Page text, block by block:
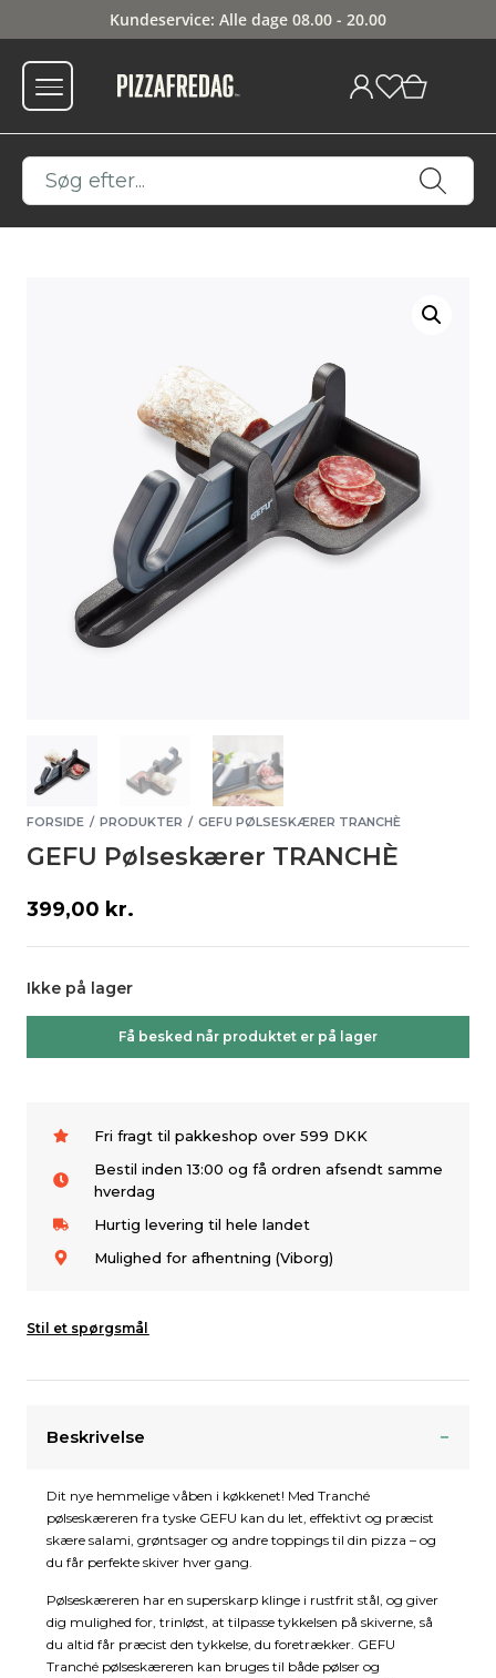
Kundeservice: Alle dage 08.00 - 20.00
FORSIDE / PRODUKTER / GEFU PØLSESKÆRER TRANCHÈ
GEFU Pølseskærer TRANCHÈ
399,00 kr.
Ikke på lager
Få besked når produktet er på lager
Fri fragt til pakkeshop over 599 DKK
Bestil inden 13:00 og få ordren afsendt samme
hverdag
Hurtig levering til hele landet
Mulighed for afhentning (Viborg)
Stil et spørgsmål
Beskrivelse
Dit nye hemmelige våben i køkkenet! Med Tranché
pølseskæreren fra tyske GEFU kan du let, effektivt og præcist
skære salami, grøntsager og andre toppings til din pizza – og
du får perfekte skiver hver gang.
Pølseskæreren har en superskarp klinge i rustfrit stål, og giver
dig mulighed for, trinløst, at tilpasse tykkelsen på skiverne, så
du altid får præcist den tykkelse, du foretrækker. GEFU
Tranché pølseskæreren kan bruges til både pølser og